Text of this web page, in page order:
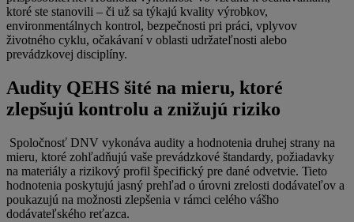
ktoré ste stanovili – či už sa týkajú kvality výrobkov,
environmentálnych kontrol, bezpečnosti pri práci, vplyvov
životného cyklu, očakávaní v oblasti udržateľnosti alebo
prevádzkovej disciplíny.
Audity QEHS šité na mieru, ktoré
zlepšujú kontrolu a znižujú riziko
Spoločnosť DNV vykonáva audity a hodnotenia druhej strany na
mieru, ktoré zohľadňujú vaše prevádzkové štandardy, požiadavky
na materiály a rizikový profil špecifický pre dané odvetvie. Tieto
hodnotenia poskytujú jasný prehľad o úrovni zrelosti dodávateľov a
poukazujú na možnosti zlepšenia v rámci celého vášho
dodávateľského reťazca.